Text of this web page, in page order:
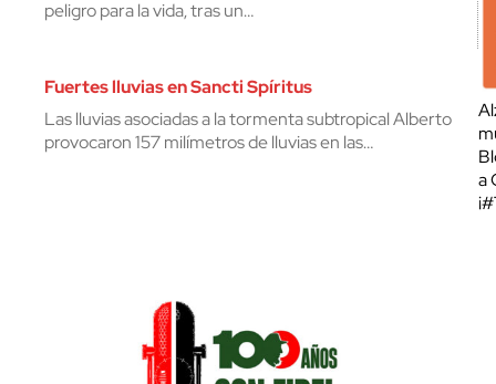
peligro para la vida, tras un…
Fuertes lluvias en Sancti Spíritus
Las lluvias asociadas a la tormenta subtropical Alberto
provocaron 157 milímetros de lluvias en las…
a